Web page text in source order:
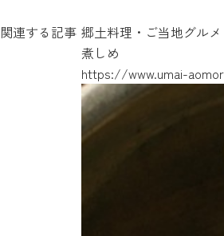
関連する記事 郷土料理・ご当地グルメ
煮しめ
https://www.umai-
https://www.umai-
https://www.umai-